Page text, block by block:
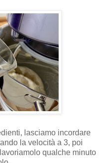
lasciamo incordare
la velocità a 3, poi
qualche minuto